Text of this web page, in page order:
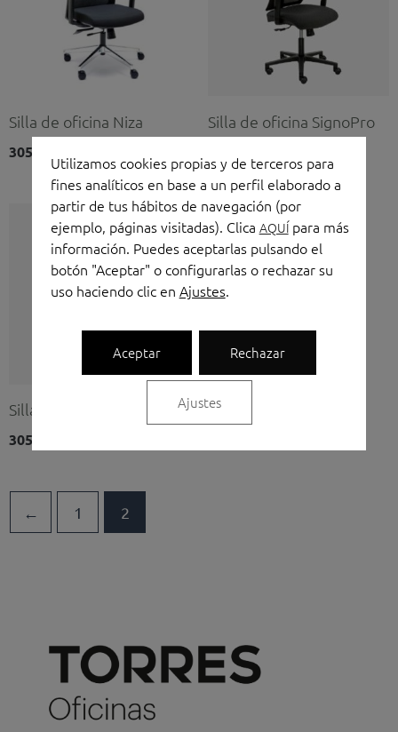
Silla de oficina Niza
305,00
Silla de oficina SignoPro
Silla de oficina Skena
305,00
Silla de oficina Tirana
← 1 2
Utilizamos cookies propias y de terceros para
fines analíticos en base a un perfil elaborado a
partir de tus hábitos de navegación (por
ejemplo, páginas visitadas). Clica AQUÍpara más
información. Puedes aceptarlas pulsando el
botón "Aceptar" o configurarlas o rechazar su
uso haciendo clic en Ajustes.
Aceptar Rechazar
Ajustes